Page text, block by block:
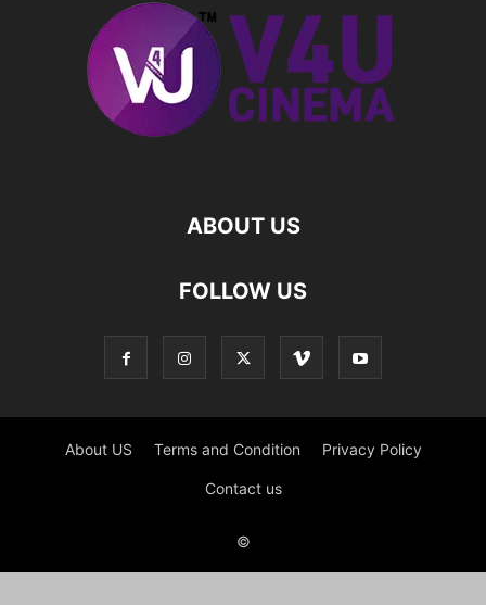
ABOUT US
FOLLOW US
About US Terms and Condition Privacy Policy
Contact us
©